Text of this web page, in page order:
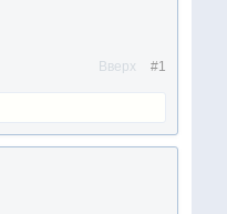
#1
Вверх